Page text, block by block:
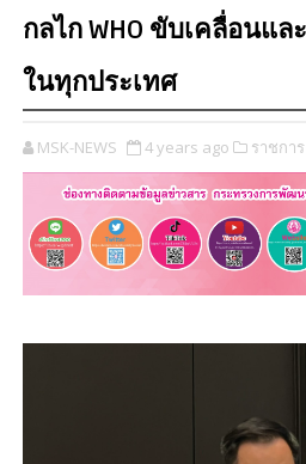
กลไก WHO ขับเคลื่อนแล
ในทุกประเทศ
MSK-NEWS 4 years ago ราชกา